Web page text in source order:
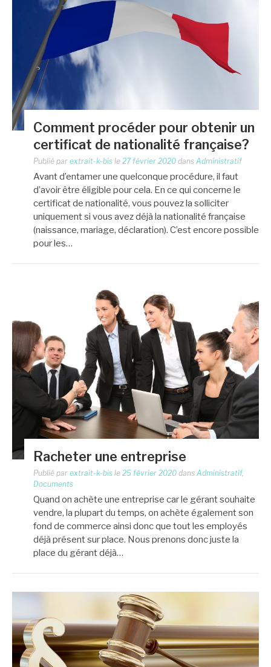
Comment procéder pour obtenir un
certificat de nationalité française?
Publié par extrait-k-bis le 27 février 2020 dans Administratif
Avant d’entamer une quelconque procédure, il faut
d’avoir être éligible pour cela. En ce qui concerne le
certificat de nationalité, vous pouvez la solliciter
uniquement si vous avez déjà la nationalité française
(naissance, mariage, déclaration). C’est encore possible
pour les…
Racheter une entreprise
Publié par extrait-k-bis le 25 février 2020 dans Administratif,
Documents
Quand on achète une entreprise car le gérant souhaite
vendre, la plupart du temps, on achète également son
fond de commerce ainsi donc que tout les employés
déjà présent sur place. Nous prenons donc juste la
place du gérant déjà…